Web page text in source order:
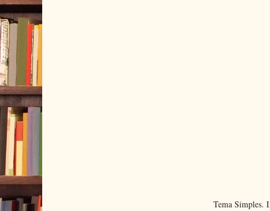
Tema Simples.